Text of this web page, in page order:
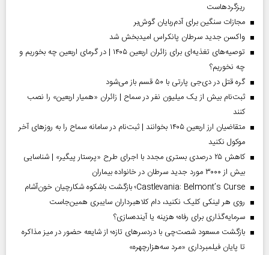
ریزگردهاست
مجازات سنگین برای آدم‌ربایان گوش‌بر
واکسن جدید سرطان پانکراس امیدبخش شد
توصیه‌های تغذیه‌ای برای زائران اربعین ۱۴۰۵ | در گرمای اربعین چه بخوریم و
چه نخوریم؟
گره قتل در دی‌جی پارتی با ۵۰ قسم باز می‌شود
ثبت‌نام بیش از یک میلیون نفر در سماح | زائران «همیار اربعین» را نصب
کنند
متقاضیان ارز اربعین ۱۴۰۵ بخوانند | ثبت‌نام در سامانه سماح را به روز‌های آخر
موکول نکنید
کاهش ۲۵ درصدی بستری مجدد با اجرای طرح «پرستار پیگیر» | شناسایی
بیش از ۳۰۰۰ مورد جدید سرطان در خانواده بیماران
Castlevania: Belmont’s Curse؛ بازگشت باشکوه شکارچیان خون‌آشام
روی هر لینکی کلیک نکنید، دام کلاهبرداران سایبری همین‌جاست
سرمایه‌گذاری برای رفاه؛ هزینه یا آینده‌سازی؟
بازگشت مسعود شصت‌چی با دردسر‌های تازه؛ از شایعه حضور در میز مذاکره
تا پایان فیلمبرداری «مرد سه‌هزارچهره»